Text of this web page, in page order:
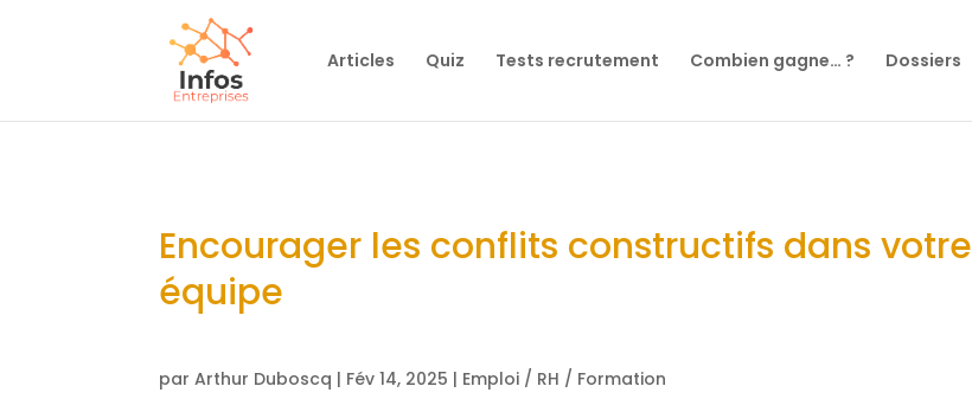
Articles Quiz Tests recrutement Combien gagne… ? Dossiers
Encourager les conflits constructifs dans votre
équipe
parArthur Duboscq | Fév 14, 2025 | Emploi / RH / Formation